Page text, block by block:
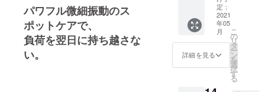
パワフル微細振動のス
ポットケアで、
負荷を翌日に持ち越さな
い。
回復とケア
だと考えて
の汎用性と
(25%OF
F)＋配
送料750
円 →
キャン
ペーン
価格
13,125
定：
2021
年05
月
詳細を見る
こ
の
リ
タ
ー
ン
を
選
択
す
る